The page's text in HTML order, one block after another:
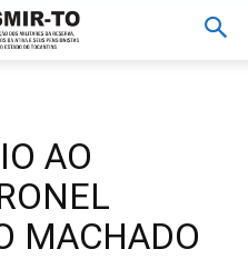
AO
MACHADO